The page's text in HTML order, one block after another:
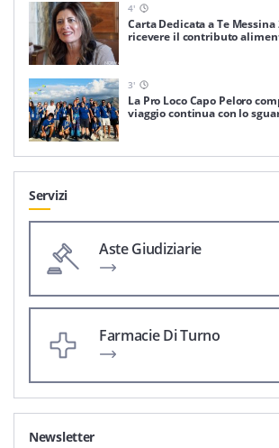
4'
Carta Dedicata a Te Messina
ricevere il contributo
3'
La Pro Loco Capo Peloro
viaggio continua con lo
Servizi
Aste Giudiziarie
Farmacie Di Turno
Newsletter